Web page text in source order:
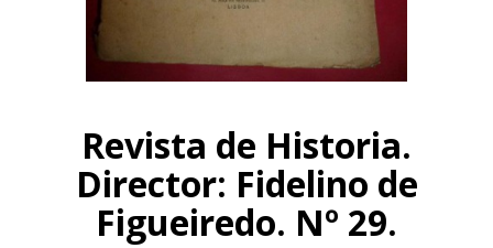
Revista de Historia.
Director: Fidelino de
Figueiredo. Nº 29.